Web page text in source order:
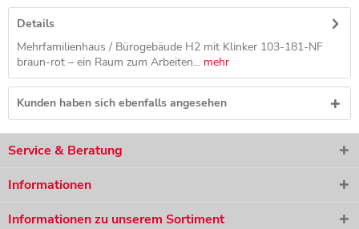
Details
Mehrfamilienhaus / Bürogebäude H2 mit Klinker 103-181-NF
braun-rot – ein Raum zum Arbeiten... mehr
Kunden haben sich ebenfalls angesehen
Service & Beratung
Informationen
Informationen zu unserem Sortiment